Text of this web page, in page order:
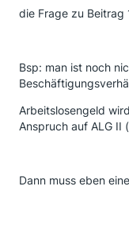
die Frage zu Beitrag
Bsp: man ist noch
Arbeitslosengeld
Anspruch auf ALG II
Dann muss eben